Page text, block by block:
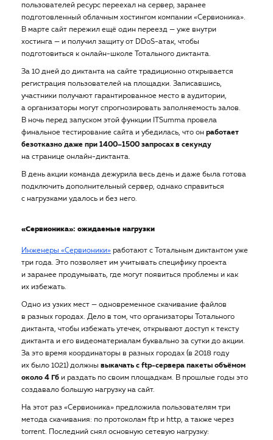
пользователей ресурс переехал на сервер, заранее
подготовленный облачным хостингом компании «Сервионика».
В марте сайт пережил ещё один переезд — уже внутри
хостинга — и получил защиту от DDoS-атак, чтобы
подготовиться к онлайн-школе Тотального диктанта.
За 10 дней до диктанта на сайте традиционно открывается
регистрация пользователей на площадки. Записавшись,
участники получают гарантированное место в аудитории,
а организаторы могут спрогнозировать заполняемость залов.
В ночь перед запуском этой функции ITSumma провела
финальное тестирование сайта и убедилась, что он работает
безотказно даже при 1400–1500 запросах в секунду
на странице онлайн-диктанта.
В день акции команда дежурила весь день и даже была готова
подключить дополнительный сервер, однако справиться
с нагрузками удалось и без него.
«Сервионика»: ожидаемые нагрузки
Инженеры «Сервионики» работают с Тотальным диктантом уже
три года. Это позволяет им учитывать специфику проекта
и заранее продумывать, где могут появиться проблемы и как
их избежать.
Одно из узких мест — одновременное скачивание файлов
в разных городах. Дело в том, что организаторы Тотального
диктанта, чтобы избежать утечек, открывают доступ к тексту
диктанта и его видеоматериалам буквально за сутки до акции.
За это время координаторы в разных городах (в 2018 году
их было 1021) должны выкачать с ftp-сервера пакеты объёмом
около 4 Гб и раздать по своим площадкам. В прошлые годы это
создавало большую нагрузку на сайт.
На этот раз «Сервионика» предложила пользователям три
метода скачивания: по протоколам ftp и http, а также через
torrent. Последний снял основную сетевую нагрузку: